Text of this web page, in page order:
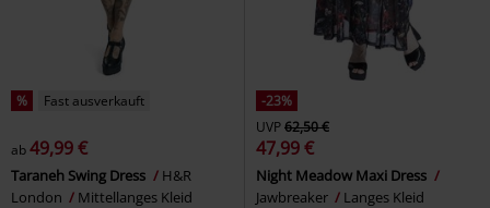
% Fast ausverkauft
ab49,99 €
Taraneh Swing Dress
H&R
London
Mittellanges Kleid
-23%
UVP62,50 €
47,99 €
Night Meadow Maxi Dress
Jawbreaker
Langes Kleid